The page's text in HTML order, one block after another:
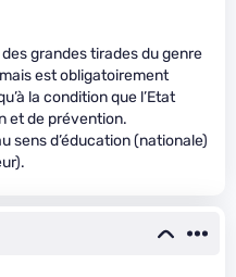
grandes tirades du genre
est obligatoirement
la condition que l’Etat
et de prévention.
sens d’éducation (nationale)